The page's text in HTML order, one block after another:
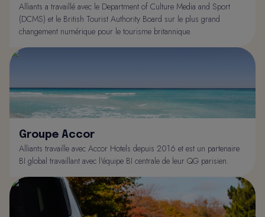
Alliants a travaillé avec le Department of Culture Media and Sport
(DCMS) et le British Tourist Authority Board sur le plus grand
changement numérique pour le tourisme britannique.
Groupe Accor
Alliants travaille avec Accor Hotels depuis 2016 et est un partenaire
BI global travaillant avec l'équipe BI centrale de leur QG parisien.